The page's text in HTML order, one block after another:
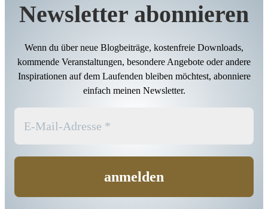
Newsletter abonnieren
Wenn du über neue Blogbeiträge, kostenfreie Downloads,
kommende Veranstaltungen, besondere Angebote oder andere
Inspirationen auf dem Laufenden bleiben möchtest, abonniere
einfach meinen Newsletter.